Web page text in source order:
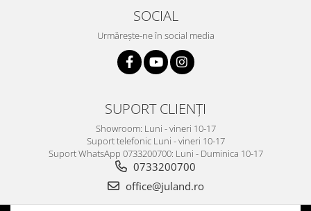
SOCIAL
Urmărește-ne în social media
SUPORT CLIENȚI
Showroom: Luni - vineri 10-17
Suport telefonic Luni - vineri 10-17
Suport WhatsApp 0733200700: Luni - Duminica 10-17
0733200700
office@juland.ro